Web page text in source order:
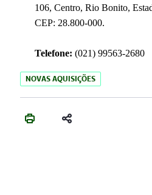
106, Centro, Rio Bonito,
CEP: 28.800-000.
Telefone: (021) 99563-2680
NOVAS AQUISIÇÕES